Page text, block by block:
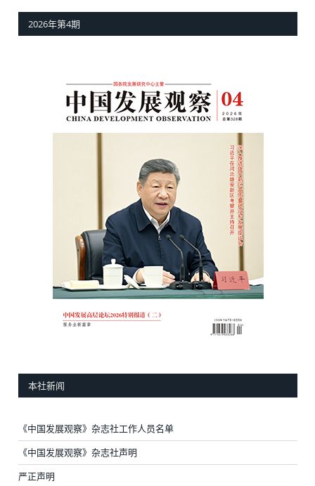
2026年第4期
本社新闻
《中国发展观察》杂志社工作人员名单
《中国发展观察》杂志社声明
严正声明